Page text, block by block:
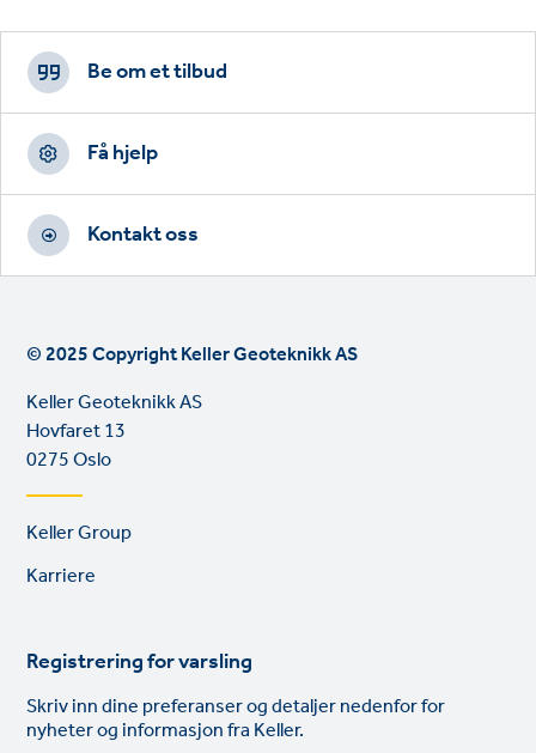
Footer
CTAs
Be om et tilbud
Få hjelp
Kontakt oss
© 2025 Copyright Keller Geoteknikk AS
Keller Geoteknikk AS
Hovfaret 13
0275 Oslo
Footer
links
Keller Group
Karriere
Registrering for varsling
Skriv inn dine preferanser og detaljer nedenfor for
nyheter og informasjon fra Keller.